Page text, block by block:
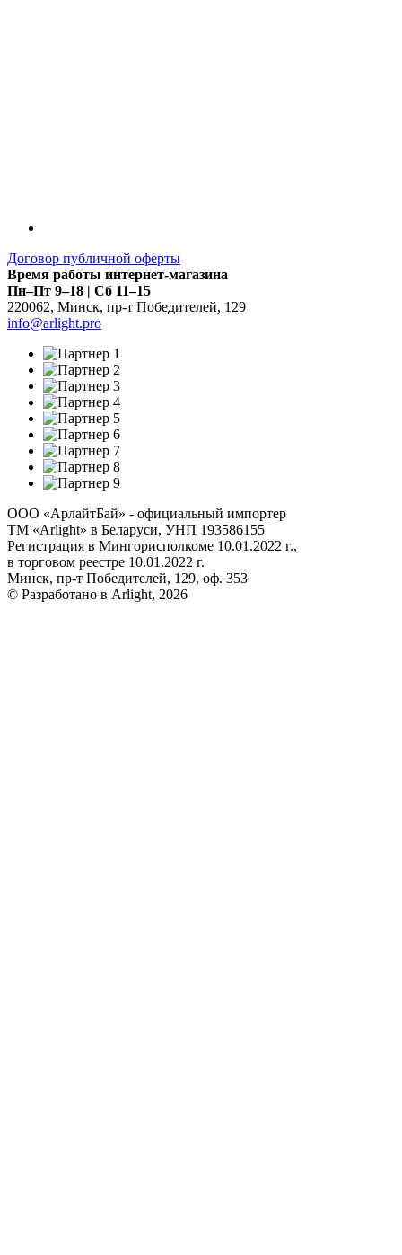
Договор публичной оферты
Время работы интернет-магазина
Пн–Пт 9–18 | Сб 11–15
220062, Минск, пр-т Победителей, 129
info@arlight.pro
ООО «АрлайтБай» - официальный импортер
ТМ «Arlight» в Беларуси, УНП 193586155
Регистрация в Мингорисполкоме 10.01.2022 г.,
в торговом реестре 10.01.2022 г.
Минск, пр-т Победителей, 129, оф. 353
© Разработано в Arlight, 2026